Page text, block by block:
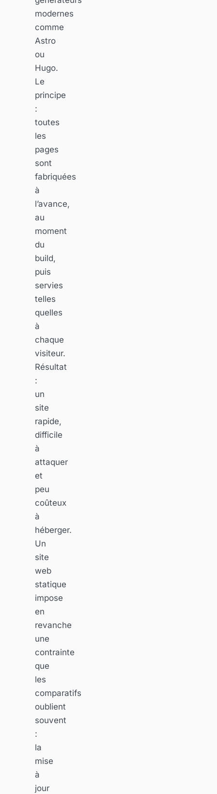
modernes
comme
Astro
ou
Hugo.
Le
principe
:
toutes
les
pages
sont
fabriquées
à
l’avance,
au
moment
du
build,
puis
servies
telles
quelles
à
chaque
visiteur.
Résultat
:
un
site
rapide,
difficile
à
attaquer
et
peu
coûteux
à
héberger.
Un
site
web
statique
impose
en
revanche
une
contrainte
que
les
comparatifs
oublient
souvent
:
la
mise
à
jour